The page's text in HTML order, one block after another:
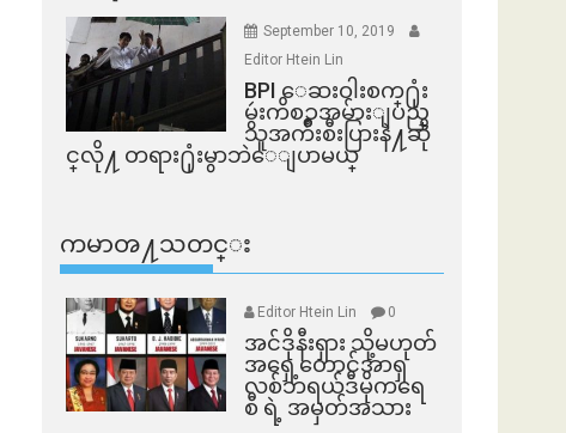
September 10, 2019
Editor Htein Lin
BPI ​ေဆးဝါးစက္​႐ုံး
မွဴးကိစၥအမ်ားျပည္​
သူအက်ိဳးစီးပြားနဲ႔ဆို
င္​လို႔ တရား႐ုံးမွာဘဲေျပာမယ္​
ကမာၻ႔သတင္း
Editor Htein Lin 0
အင်ဒိုနီးရှား သို့မဟုတ်
အရှေ့တောင်အာရှ
လစ်ဘရယ်ဒီမိုကရေ
စီ ရဲ့ အမှတ်အသား